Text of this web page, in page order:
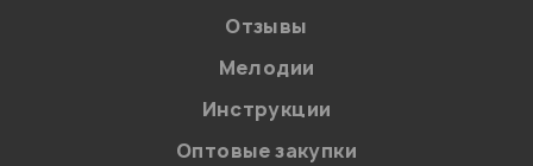
на обработку персональных данных в
Политикой в отношении обработки
персональных данных.
Отзывы
Мелодии
Инструкции
Оптовые закупки